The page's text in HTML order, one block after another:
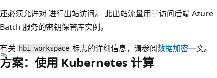
还必须允许对进行出站访问。 此出站流量用于访问后端 Azure
Batch 服务的密钥保管库实例。
有关
hbi_workspace 标志的详细信息，请参阅数据加密一文。
方案：使用 Kubernetes 计算